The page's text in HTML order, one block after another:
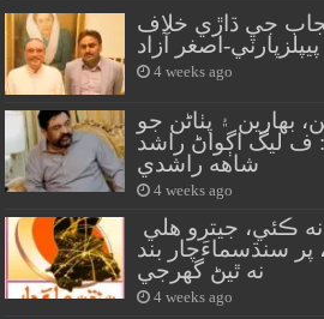
جي ڌاڙي خلاف
اصغر آزاد
4 weeks ago
۽ پٺاڻن جو
ف ليگ اڳواڻ راشد
شاهه راشدي
4 weeks ago
سنڌسماءَچار بند
نه ٿيڻ گهرجي
4 weeks ago